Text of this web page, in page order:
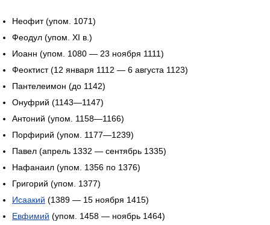
Неофит (упом. 1071)
Феодул (упом. XI в.)
Иоанн (упом. 1080 — 23 ноября 1111)
Феоктист (12 января 1112 — 6 августа 1123)
Пантелеимон (до 1142)
Онуфрий (1143—1147)
Антоний (упом. 1158—1166)
Порфирий (упом. 1177—1239)
Павел (апрель 1332 — сентябрь 1335)
Нафанаил (упом. 1356 по 1376)
Григорий (упом. 1377)
Исаакий (1389 — 15 ноября 1415)
Евфимий (упом. 1458 — ноябрь 1464)